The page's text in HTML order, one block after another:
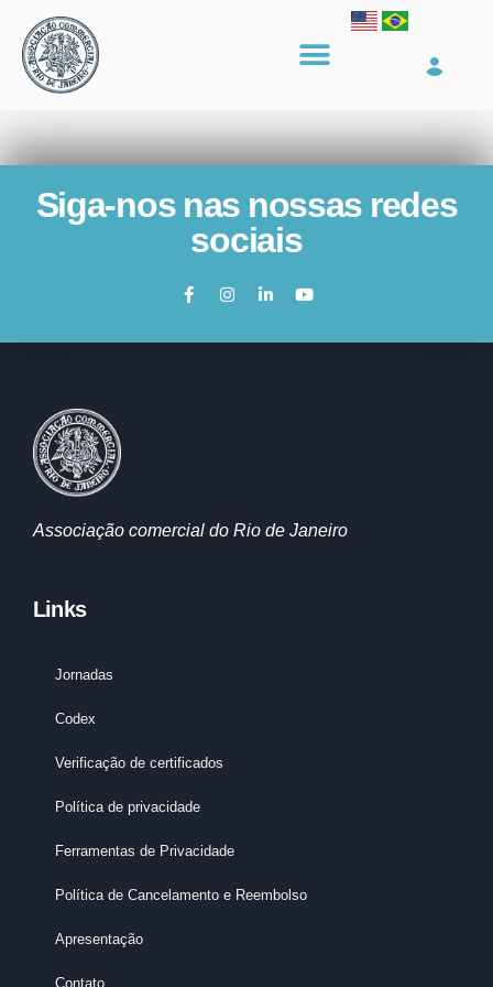
Siga-nos nas nossas redes
sociais
Associação comercial do Rio de Janeiro
Links
Jornadas
Codex
Verificação de certificados
Política de privacidade
Ferramentas de Privacidade
Política de Cancelamento e Reembolso
Apresentação
Contato